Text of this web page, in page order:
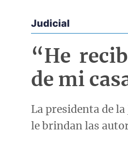
Econoticias y Eventos
Judicial
“He
de mi
La presidenta de
le brindan las